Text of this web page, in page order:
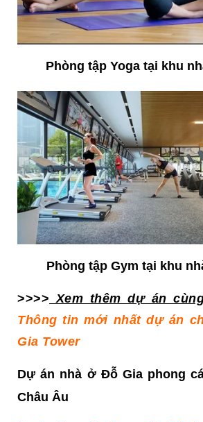
Phòng tập Yoga tại khu
Phòng tập Gym tại khu
>>>> Xem thêm dự án
Thông tin mới nhất dự án
Gia Tower
Dự án nhà ở Đỗ Gia phong
Châu Âu